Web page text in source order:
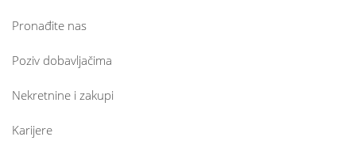
Pronađite nas
Poziv dobavljačima
Nekretnine i zakupi
Karijere